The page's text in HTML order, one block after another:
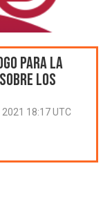
para la
los
18:17 UTC